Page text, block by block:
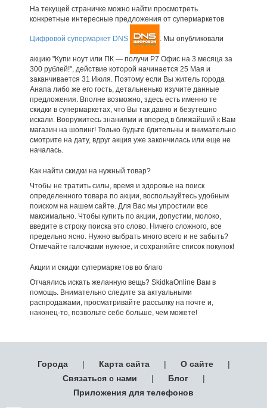
На текущей страничке можно найти просмотреть
конкретные интересные предложения от супермаркетов
Цифровой супермаркет DNS . Мы опубликовали
акцию "Купи ноут или ПК — получи Р7 Офис на 3 месяца за
300 рублей!", действие которой начинается 25 Мая и
заканчивается 31 Июля. Поэтому если Вы житель города
Анапа либо же его гость, детальненько изучите данные
предложения. Вполне возможно, здесь есть именно те
скидки в супермаркетах, что Вы так давно и безутешно
искали. Вооружитесь знаниями и вперед в ближайший к Вам
магазин на шопинг! Только будьте бдительны и внимательно
смотрите на дату, вдруг акция уже закончилась или еще не
началась.
Как найти скидки на нужный товар?
Чтобы не тратить силы, время и здоровье на поиск
определенного товара по акции, воспользуйтесь удобным
поиском на нашем сайте. Для Вас мы упростили все
максимально. Чтобы купить по акции, допустим, молоко,
введите в строку поиска это слово. Ничего сложного, все
предельно ясно. Нужно выбрать много всего и не забыть?
Отмечайте галочками нужное, и сохраняйте список покупок!
Акции и скидки супермаркетов во благо
Отчаялись искать желанную вещь? SkidkaOnline Вам в
помощь. Внимательно следите за актуальными
распродажами, просматривайте рассылку на почте и,
наконец-то, позвольте себе больше, чем можете!
Города | Карта сайта | О сайте
|
Связаться с нами
| Блог
|
Приложения для телефонов